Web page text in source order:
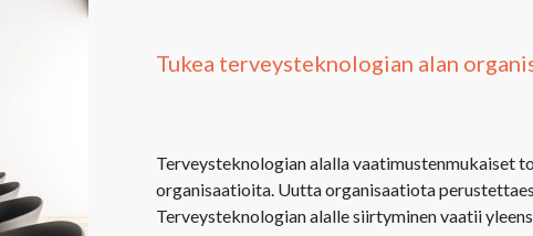
Tukea terveysteknologian alan
Terveysteknologian alalla vaatimustenmukaiset
organisaatioita. Uutta organisaatiota
Terveysteknologian alalle siirtyminen vaatii